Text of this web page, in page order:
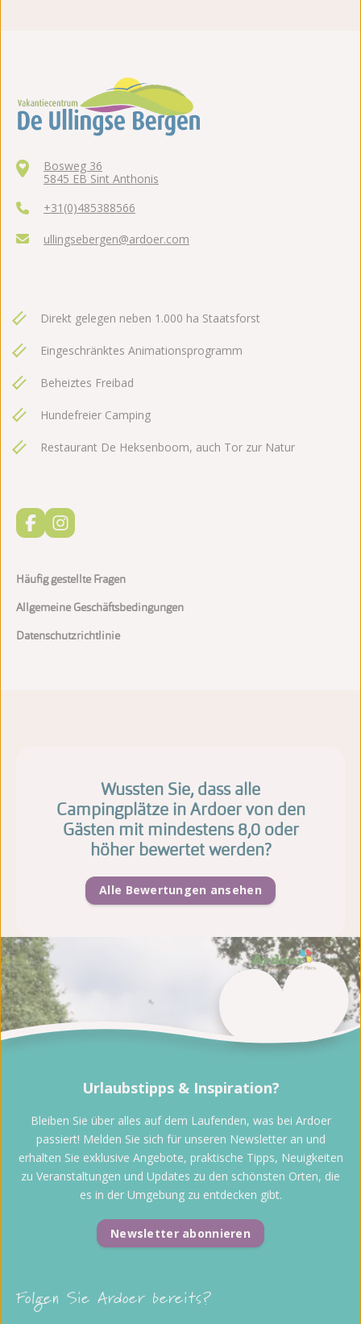
Bosweg 36
5845 EB Sint Anthonis
+31(0)485388566
ullingsebergen@ardoer.com
Direkt gelegen neben 1.000 ha Staatsforst
Eingeschränktes Animationsprogramm
Beheiztes Freibad
Hundefreier Camping
Restaurant De Heksenboom, auch Tor zur Natur
Häufig gestellte Fragen
Allgemeine Geschäftsbedingungen
Datenschutzrichtlinie
Wussten Sie, dass alle
Campingplätze in Ardoer von den
Gästen mit mindestens 8,0 oder
höher bewertet werden?
Alle Bewertungen ansehen
Folgen Sie Ardoer bereits?
Urlaubstipps & Inspiration?
Bleiben Sie über alles auf dem Laufenden, was bei Ardoer
passiert! Melden Sie sich für unseren Newsletter an und
erhalten Sie exklusive Angebote, praktische Tipps, Neuigkeiten
zu Veranstaltungen und Updates zu den schönsten Orten, die
es in der Umgebung zu entdecken gibt.
Newsletter abonnieren